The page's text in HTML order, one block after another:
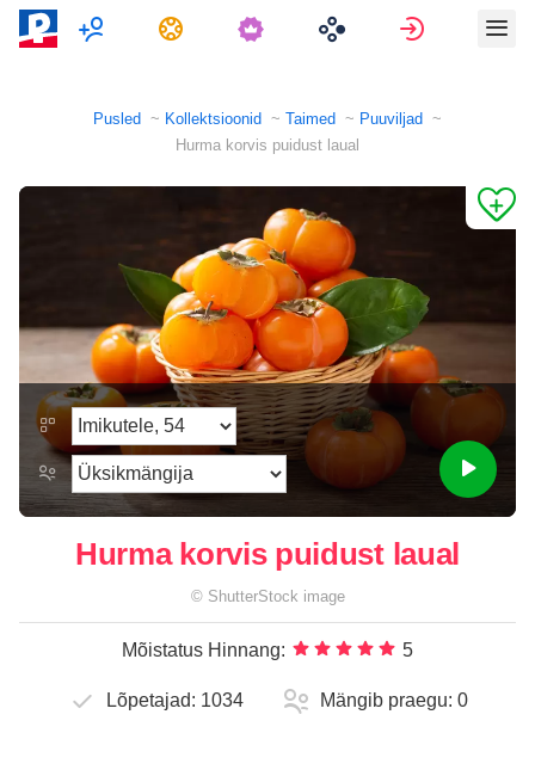
MitmikmängÜlesanded Logi sisse
Pusled Kollektsioonid Taimed
Puuviljad
Hurma korvis puidust laual
Hurma korvis puidust laual
© ShutterStock image
Mõistatus Hinnang: 5
Lõpetajad: 1034 Mängib praegu: 0